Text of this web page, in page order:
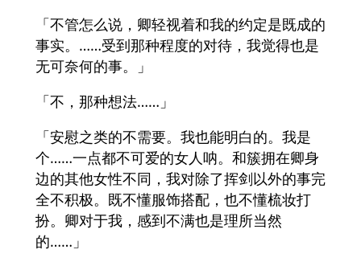
「不管怎么说，卿轻视着和我的约定是既成的
事实。……受到那种程度的对待，我觉得也是
无可奈何的事。」
「不，那种想法……」
「安慰之类的不需要。我也能明白的。我是
个……一点都不可爱的女人呐。和簇拥在卿身
边的其他女性不同，我对除了挥剑以外的事完
全不积极。既不懂服饰搭配，也不懂梳妆打
扮。卿对于我，感到不满也是理所当然
的……」